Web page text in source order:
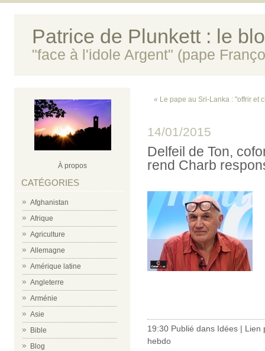
Patrice de Plunkett : le
"face à l'idole Argent" (pape
À propos
CATÉGORIES
Afghanistan
Afrique
Agriculture
Allemagne
Amérique latine
Angleterre
Arménie
Asie
Bible
Blog
« Le pape au Sri-Lanka : "offrir et
14/01/2015
Delfeil de Ton,
rend Charb
19:30 Publié dans Idées | Lien
hebdo